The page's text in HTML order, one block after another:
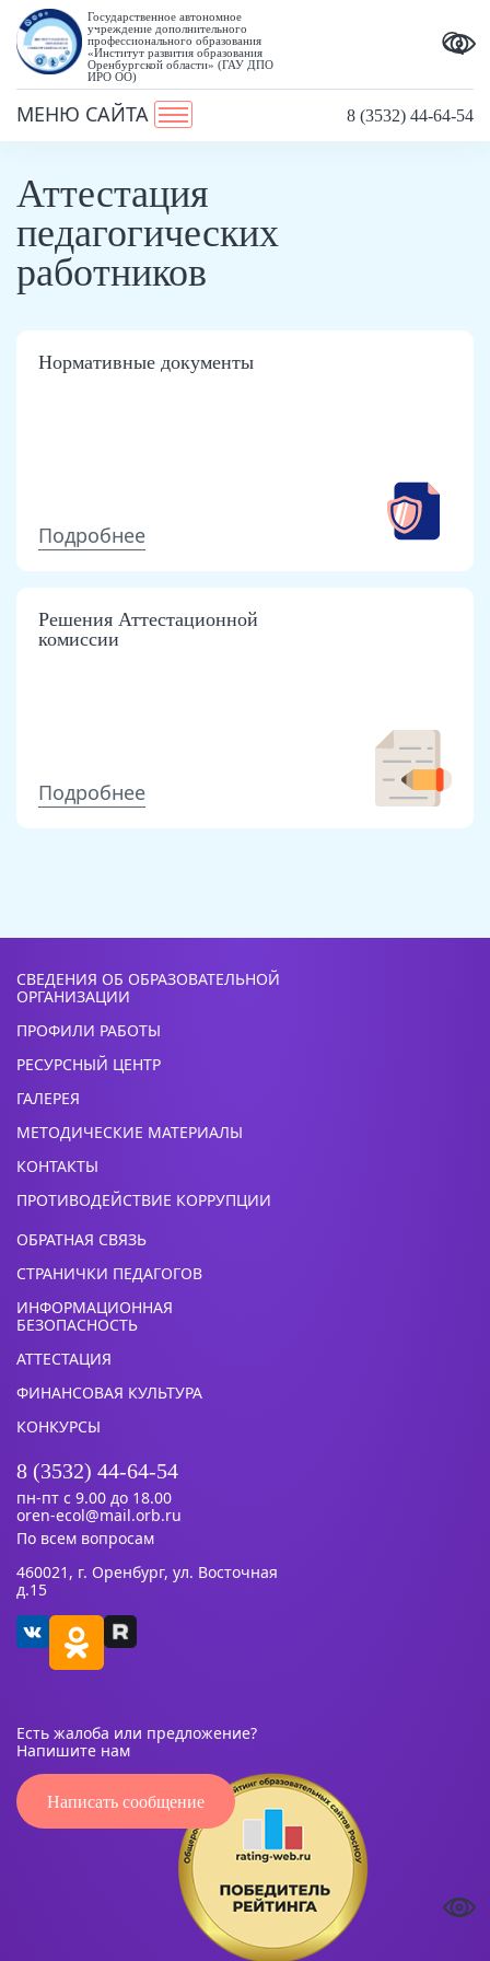
Государственное автономное
учреждение дополнительного
профессионального образования
«Институт развития образования
Оренбургской области» (ГАУ ДПО
ИРО ОО)
МЕНЮ САЙТА 8 (3532) 44-64-54
Аттестация
педагогических
работников
Нормативные документы
Подробнее
Решения Аттестационной
комиссии
Подробнее
СВЕДЕНИЯ ОБ ОБРАЗОВАТЕЛЬНОЙ
ОРГАНИЗАЦИИ
ПРОФИЛИ РАБОТЫ
РЕСУРСНЫЙ ЦЕНТР
ГАЛЕРЕЯ
МЕТОДИЧЕСКИЕ МАТЕРИАЛЫ
КОНТАКТЫ
ПРОТИВОДЕЙСТВИЕ КОРРУПЦИИ
ОБРАТНАЯ СВЯЗЬ
СТРАНИЧКИ ПЕДАГОГОВ
ИНФОРМАЦИОННАЯ
БЕЗОПАСНОСТЬ
АТТЕСТАЦИЯ
ФИНАНСОВАЯ КУЛЬТУРА
КОНКУРСЫ
8 (3532) 44-64-54
пн-пт с 9.00 до 18.00
oren-ecol@mail.orb.ru
По всем вопросам
460021, г. Оренбург, ул. Восточная
д.15
Есть жалоба или предложение?
Напишите нам
Написать сообщение